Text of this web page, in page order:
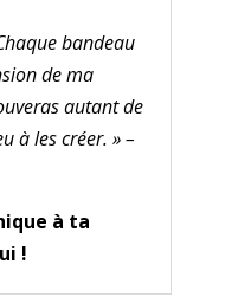
bandeau
de ma
autant de
à les créer. » –
à ta
!